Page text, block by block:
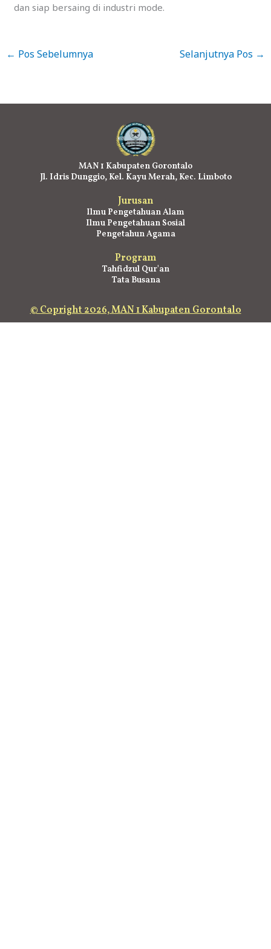
dan siap bersaing di industri mode.
← Pos Sebelumnya Selanjutnya Pos →
MAN 1 Kabupaten Gorontalo
Jl. Idris Dunggio, Kel. Kayu Merah, Kec. Limboto
Jurusan
Ilmu Pengetahuan Alam
Ilmu Pengetahuan Sosial
Pengetahun Agama
Program
Tahfidzul Qur'an
Tata Busana
© Copright 2026, MAN 1 Kabupaten Gorontalo